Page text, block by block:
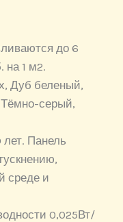
до 6
на 1 м2.
Дуб беленый,
серый,
Панель
среде и
0,025Вт/